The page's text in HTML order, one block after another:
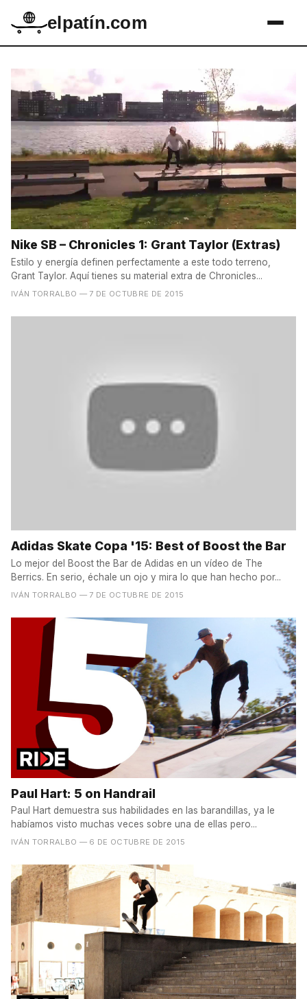
elpatín.com
Nike SB – Chronicles 1: Grant Taylor (Extras)
Estilo y energía definen perfectamente a este todo terreno,
Grant Taylor. Aquí tienes su material extra de Chronicles...
IVÁN TORRALBO — 7 DE OCTUBRE DE 2015
Adidas Skate Copa '15: Best of Boost the Bar
Lo mejor del Boost the Bar de Adidas en un vídeo de The
Berrics. En serio, échale un ojo y mira lo que han hecho por...
IVÁN TORRALBO — 7 DE OCTUBRE DE 2015
Paul Hart: 5 on Handrail
Paul Hart demuestra sus habilidades en las barandillas, ya le
habíamos visto muchas veces sobre una de ellas pero...
IVÁN TORRALBO — 6 DE OCTUBRE DE 2015